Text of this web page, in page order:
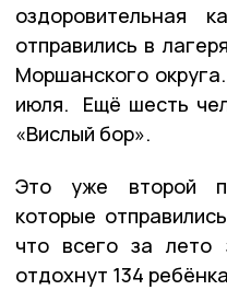
оздоровительная
отправились в
Моршанского
июля. Ещё шесть
«Вислый бор».
Это уже второй
которые
что всего за лето
отдохнут 134